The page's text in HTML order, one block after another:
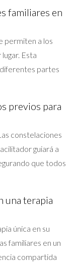
familiares en
permiten a los
Esta
partes
previos para
constelaciones
guiará a
que todos
una terapia
única en su
familiares en un
compartida